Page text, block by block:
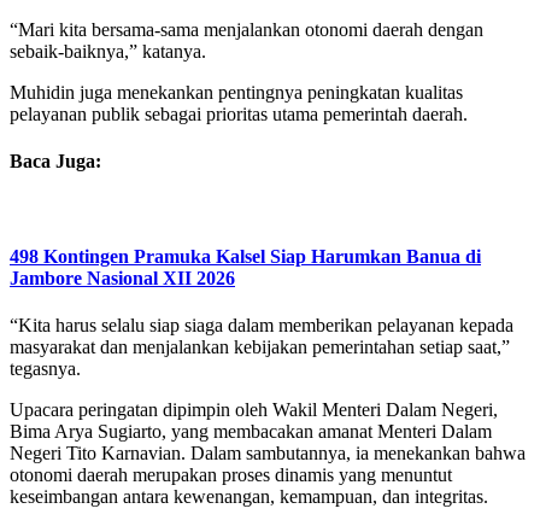
“Mari kita bersama-sama menjalankan otonomi daerah dengan
sebaik-baiknya,” katanya.
Muhidin juga menekankan pentingnya peningkatan kualitas
pelayanan publik sebagai prioritas utama pemerintah daerah.
Baca Juga:
498 Kontingen Pramuka Kalsel Siap Harumkan Banua di
Jambore Nasional XII 2026
“Kita harus selalu siap siaga dalam memberikan pelayanan kepada
masyarakat dan menjalankan kebijakan pemerintahan setiap saat,”
tegasnya.
Upacara peringatan dipimpin oleh Wakil Menteri Dalam Negeri,
Bima Arya Sugiarto, yang membacakan amanat Menteri Dalam
Negeri Tito Karnavian. Dalam sambutannya, ia menekankan bahwa
otonomi daerah merupakan proses dinamis yang menuntut
keseimbangan antara kewenangan, kemampuan, dan integritas.